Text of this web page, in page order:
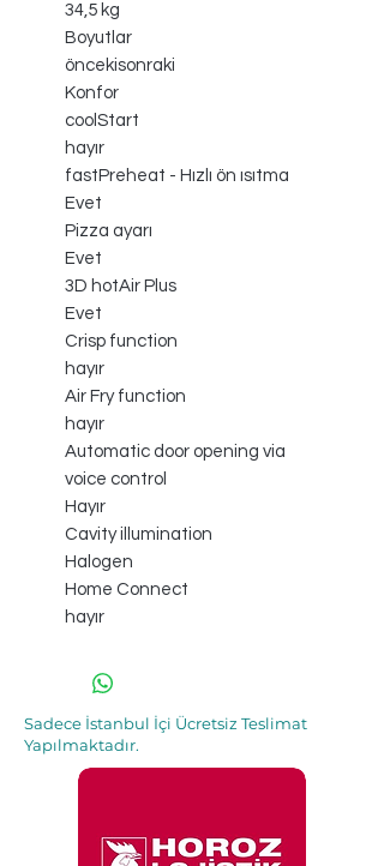
34,5 kg
Boyutlar
öncekisonraki
Konfor
coolStart
hayır
fastPreheat - Hızlı ön ısıtma
Evet
Pizza ayarı
Evet
3D hotAir Plus
Evet
Crisp function
hayır
Air Fry function
hayır
Automatic door opening via
voice control
Hayır
Cavity illumination
Halogen
Home Connect
hayır
Sadece İstanbul İçi Ücretsiz Teslimat
Yapılmaktadır.